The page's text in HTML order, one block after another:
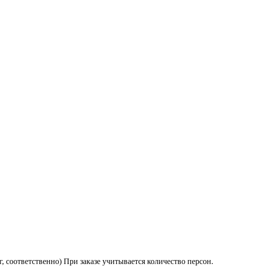
При заказе учитывается количество персон.